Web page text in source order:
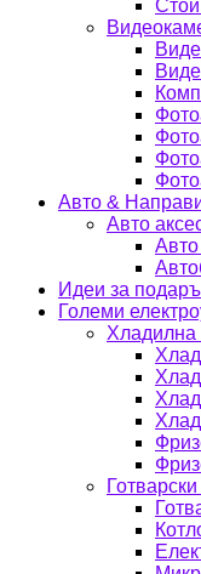
Авто &
Авто
Авто
Идеи за
Големи
Хладилна